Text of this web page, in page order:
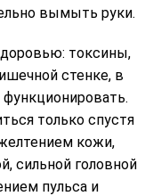
вымыть руки.
токсины,
стенке, в
функционировать.
только спустя
кожи,
сильной головной
пульса и